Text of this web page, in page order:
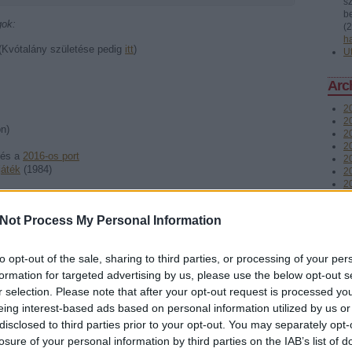
Process My Personal Information
opt-out of the sale, sharing to third parties, or processing of your
for targeted advertising by us, please use the below opt-out
selection. Please note that after your opt-out request is processed
interest-based ads based on personal information utilized by us
to third parties prior to your opt-out. You may separately
of your personal information by third parties on the IAB’s list of
(
(Kvótalány születése pedig itt)
a 2016-os port
(1984)
de
(1990)